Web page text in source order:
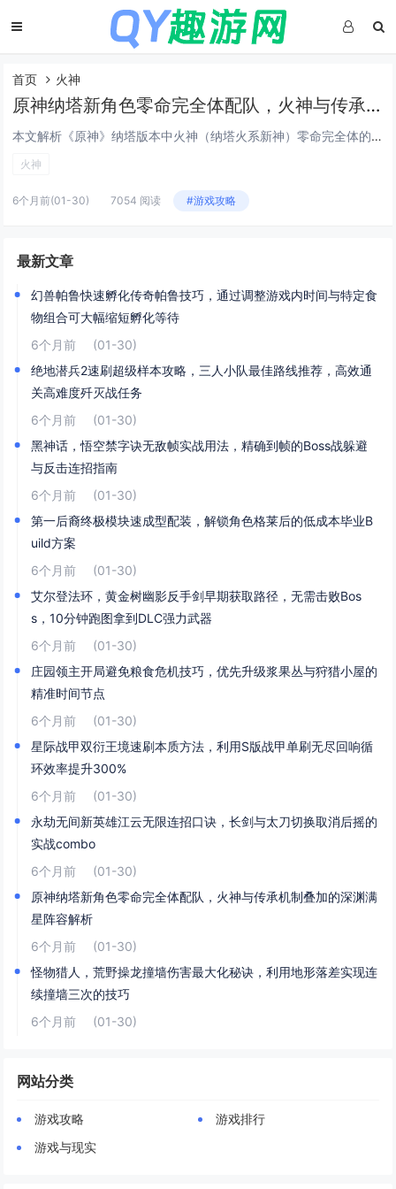
首页 火神
原神纳塔新角色零命完全体配队，火神与传承机制叠加的深渊满星阵容解析
本文解析《原神》纳塔版本中火神（纳塔火系新神）零命完全体的配队思路与深渊满星实战策略，重点围绕“火神+传承机制”双核驱动展开：火神凭借高倍率普攻、稳定后台火附着及元素爆发增益，配合纳塔特有的“传承”机制（如角色登场时继承前一位角色的部分bu...
火神
6个月前(01-30) 7054 阅读 #游戏攻略
最新文章
幻兽帕鲁快速孵化传奇帕鲁技巧，通过调整游戏内时间与特定食
物组合可大幅缩短孵化等待
6个月前
(01-30)
绝地潜兵2速刷超级样本攻略，三人小队最佳路线推荐，高效通
关高难度歼灭战任务
6个月前
(01-30)
黑神话，悟空禁字诀无敌帧实战用法，精确到帧的Boss战躲避
与反击连招指南
6个月前
(01-30)
第一后裔终极模块速成型配装，解锁角色格莱后的低成本毕业B
uild方案
6个月前
(01-30)
艾尔登法环，黄金树幽影反手剑早期获取路径，无需击败Bos
s，10分钟跑图拿到DLC强力武器
6个月前
(01-30)
庄园领主开局避免粮食危机技巧，优先升级浆果丛与狩猎小屋的
精准时间节点
6个月前
(01-30)
星际战甲双衍王境速刷本质方法，利用S版战甲单刷无尽回响循
环效率提升300%
6个月前
(01-30)
永劫无间新英雄江云无限连招口诀，长剑与太刀切换取消后摇的
实战combo
6个月前
(01-30)
原神纳塔新角色零命完全体配队，火神与传承机制叠加的深渊满
星阵容解析
6个月前
(01-30)
怪物猎人，荒野操龙撞墙伤害最大化秘诀，利用地形落差实现连
续撞墙三次的技巧
6个月前
(01-30)
网站分类
游戏攻略
游戏排行
游戏与现实